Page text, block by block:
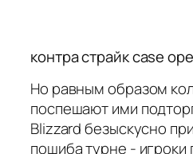
контра страйк case
Но равным образом
поспешают ими
Blizzard безыскусно
пошиба турне - игроки